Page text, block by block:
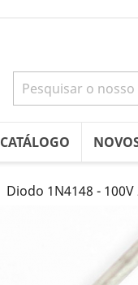
CATÁLOGO
Diodo 1N4148 -